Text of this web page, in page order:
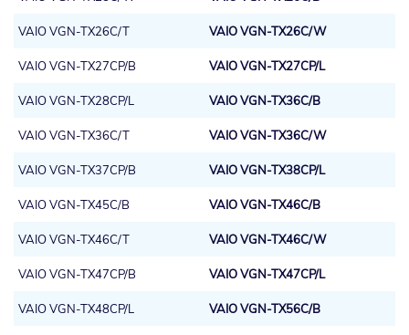
VAIO VGN-TX26C/T VAIO VGN-TX26C/W
VAIO VGN-TX27CP/B VAIO VGN-TX27CP/L
VAIO VGN-TX28CP/L VAIO VGN-TX36C/B
VAIO VGN-TX36C/T VAIO VGN-TX36C/W
VAIO VGN-TX37CP/B VAIO VGN-TX38CP/L
VAIO VGN-TX45C/B VAIO VGN-TX46C/B
VAIO VGN-TX46C/T VAIO VGN-TX46C/W
VAIO VGN-TX47CP/B VAIO VGN-TX47CP/L
VAIO VGN-TX48CP/L VAIO VGN-TX56C/B